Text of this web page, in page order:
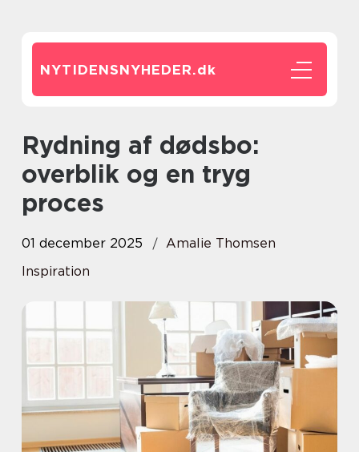
NYTIDENSNYHEDER.dk
Rydning af dødsbo:
overblik og en tryg
proces
01 december 2025
Amalie Thomsen
Inspiration